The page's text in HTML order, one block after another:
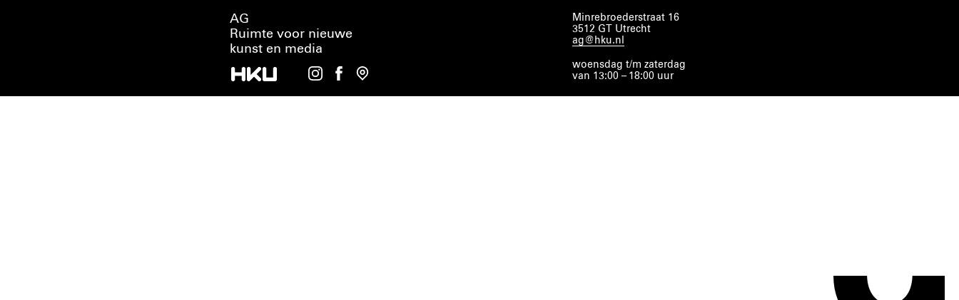
AG
Ruimte voor nieuwe
kunst en media
Minrebroederstraat 16
3512 GT Utrecht
ag@hku.nl
woensdag t/m zaterdag
van 13:00 – 18:00 uur